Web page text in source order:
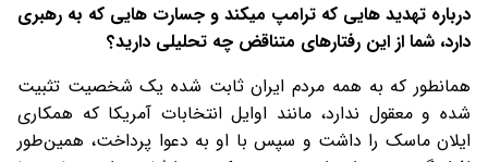
درباره تهدید هایی که ترامپ میکند و جسارت هایی که به رهبری
دارد، شما از این رفتارهای متناقض چه تحلیلی دارید؟
همانطور که به همه مردم ایران ثابت شده یک شخصیت تثبیت
شده و معقول ندارد، مانند اوایل انتخابات آمریکا که همکاری
ایلان ماسک را داشت و سپس با او به دعوا پرداخت، همین‌طور